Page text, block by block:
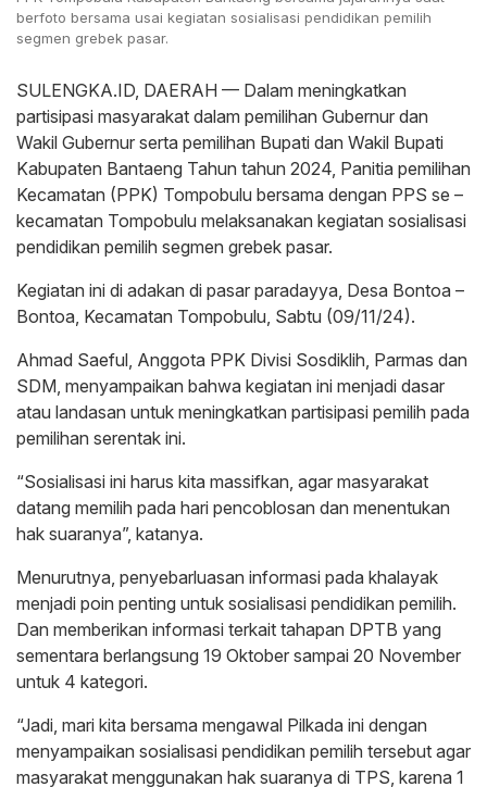
berfoto bersama usai kegiatan sosialisasi pendidikan pemilih
segmen grebek pasar.
SULENGKA.ID, DAERAH — Dalam meningkatkan
partisipasi masyarakat dalam pemilihan Gubernur dan
Wakil Gubernur serta pemilihan Bupati dan Wakil Bupati
Kabupaten Bantaeng Tahun tahun 2024, Panitia pemilihan
Kecamatan (PPK) Tompobulu bersama dengan PPS se –
kecamatan Tompobulu melaksanakan kegiatan sosialisasi
pendidikan pemilih segmen grebek pasar.
Kegiatan ini di adakan di pasar paradayya, Desa Bontoa –
Bontoa, Kecamatan Tompobulu, Sabtu (09/11/24).
Ahmad Saeful, Anggota PPK Divisi Sosdiklih, Parmas dan
SDM, menyampaikan bahwa kegiatan ini menjadi dasar
atau landasan untuk meningkatkan partisipasi pemilih pada
pemilihan serentak ini.
“Sosialisasi ini harus kita massifkan, agar masyarakat
datang memilih pada hari pencoblosan dan menentukan
hak suaranya”, katanya.
Menurutnya, penyebarluasan informasi pada khalayak
menjadi poin penting untuk sosialisasi pendidikan pemilih.
Dan memberikan informasi terkait tahapan DPTB yang
sementara berlangsung 19 Oktober sampai 20 November
untuk 4 kategori.
“Jadi, mari kita bersama mengawal Pilkada ini dengan
menyampaikan sosialisasi pendidikan pemilih tersebut agar
masyarakat menggunakan hak suaranya di TPS, karena 1